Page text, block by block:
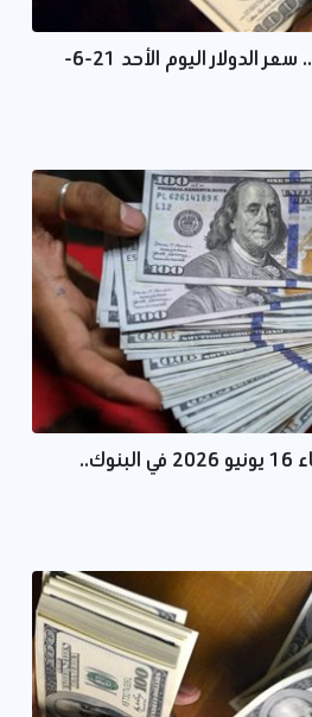
الأخضر بكام النهاردة؟.. سعر الدولار اليوم الأحد 21-6-
سعر الدولار اليوم الثلاثاء 16 يونيو 2026 في البنوك..